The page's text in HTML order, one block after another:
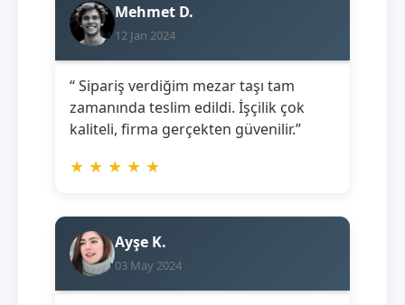
Mehmet D.
12 Jan 2024
“ Sipariş verdiğim mezar taşı tam
zamanında teslim edildi. İşçilik çok
kaliteli, firma gerçekten güvenilir.”
★ ★ ★ ★ ★
Ayşe K.
03 May 2024